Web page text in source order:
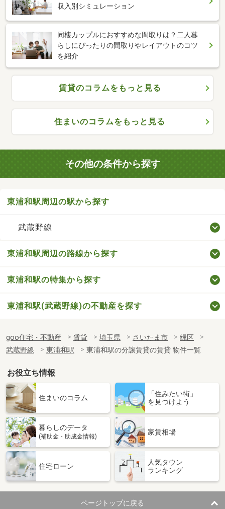
収入別シミュレーション
同棲カップルにおすすめな間取りは？二人暮
らしにぴったりの間取りやレイアウトのコツ
を紹介
賃貸のコラムをもっと見る
住まいのコラムをもっと見る
その他の条件から探す
東浦和駅周辺の駅から探す
武蔵野線
東浦和駅周辺の路線から探す
東浦和駅の特集から探す
東浦和駅(武蔵野線)の不動産を探す
goo住宅・不動産 賃貸 埼玉県 さいたま市
緑区
武蔵野線
東浦和駅 東浦和駅の分譲賃貸の賃貸 物件一覧
お役立ち情報
住まいのコラム
「住みたい街」
を見つけよう
暮らしのデータ
(補助金・助成金情報)
家賃相場
住宅ローン
人気タウン
ランキング
ページトップに戻る